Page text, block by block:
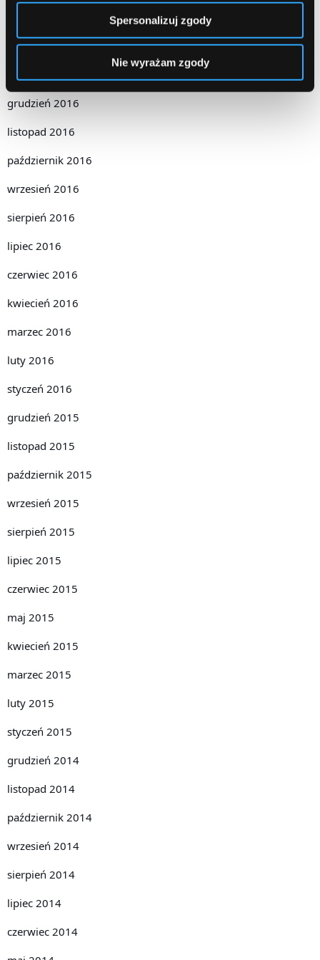
Spersonalizuj zgody
Nie wyrażam zgody
luty 2017
grudzień 2016
listopad 2016
październik 2016
wrzesień 2016
sierpień 2016
lipiec 2016
czerwiec 2016
kwiecień 2016
marzec 2016
luty 2016
styczeń 2016
grudzień 2015
listopad 2015
październik 2015
wrzesień 2015
sierpień 2015
lipiec 2015
czerwiec 2015
maj 2015
kwiecień 2015
marzec 2015
luty 2015
styczeń 2015
grudzień 2014
listopad 2014
październik 2014
wrzesień 2014
sierpień 2014
lipiec 2014
czerwiec 2014